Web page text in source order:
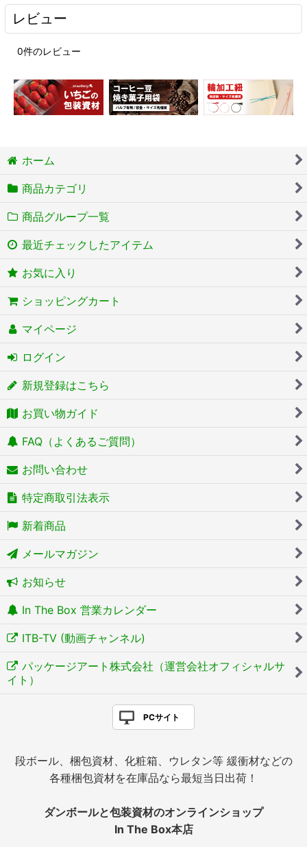
レビュー
0件のレビュー
ホーム
商品カテゴリ
商品グループ一覧
最近チェックしたアイテム
お気に入り
ショッピングカート
マイページ
ログイン
新規登録はこちら
お買い物ガイド
FAQ（よくあるご質問）
お問い合わせ
特定商取引法表示
新着商品
メールマガジン
お知らせ
In The Box 営業カレンダー
ITB-TV (動画チャンネル)
パッケージアート株式会社（運営会社オフィシャルサ
イト）
PCサイト
段ボール、梱包資材、化粧箱、ウレタン等 緩衝材などの
各種梱包資材を在庫品なら最短当日出荷！
ダンボールと包装資材のオンラインショップ
In The Box本店